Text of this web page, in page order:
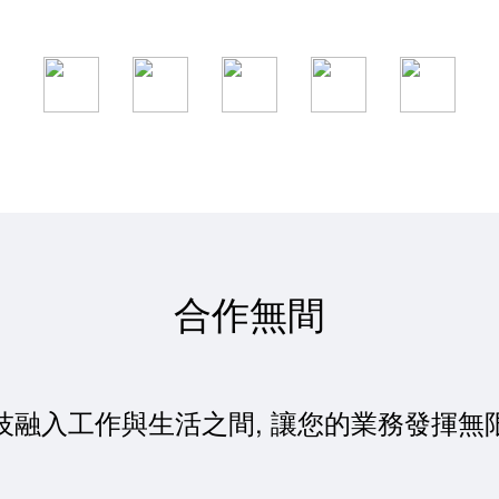
合作無間
融入工作與生活之間, 讓您的業務發揮無